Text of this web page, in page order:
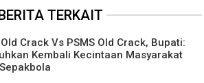
TERKAIT
Old Crack Vs PSMS Old Crack, Bupati:
Kembali Kecintaan Masyarakat